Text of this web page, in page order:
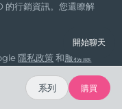
的行銷資訊。您還瞭解
隱私政策 和服務條
開始聊天
系列 購買